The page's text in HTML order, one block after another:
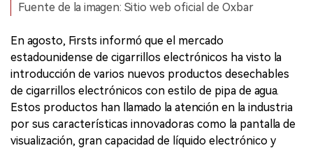
Fuente de la imagen: Sitio web oficial de Oxbar
En agosto, Firsts informó que el mercado
estadounidense de cigarrillos electrónicos ha visto la
introducción de varios nuevos productos desechables
de cigarrillos electrónicos con estilo de pipa de agua.
Estos productos han llamado la atención en la industria
por sus características innovadoras como la pantalla de
visualización, gran capacidad de líquido electrónico y